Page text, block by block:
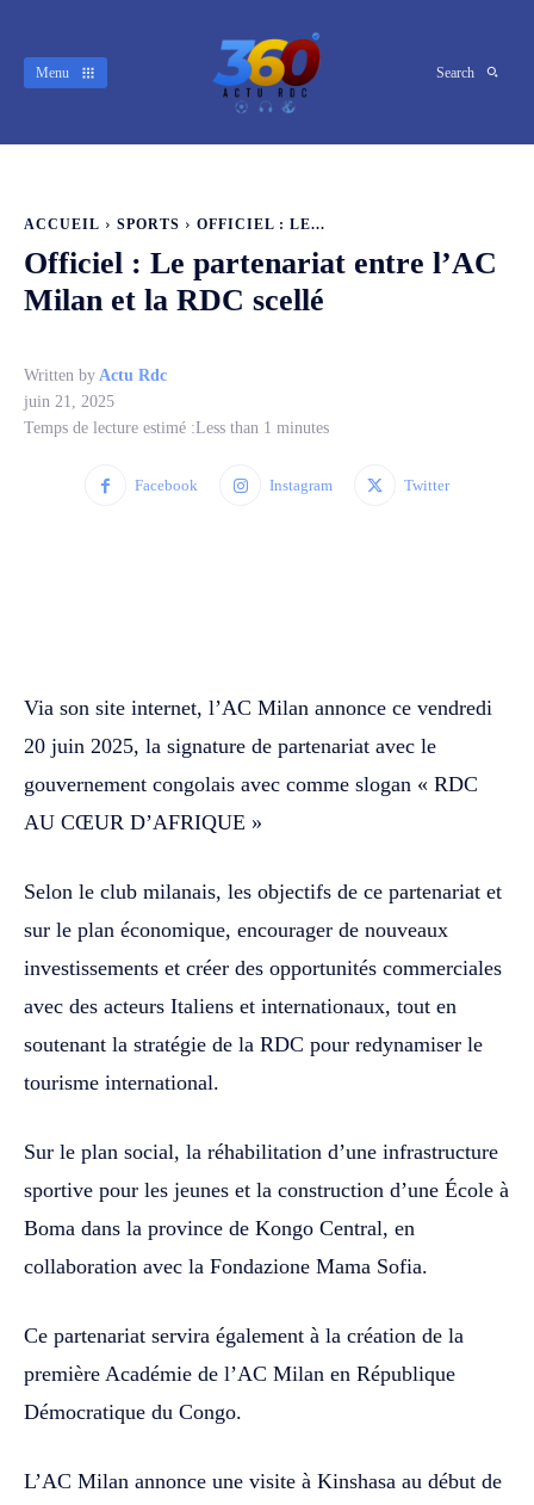
Menu Search
ACCUEIL SPORTS OFFICIEL : LE...
Officiel : Le partenariat entre l’AC
Milan et la RDC scellé
Written by Actu Rdc
juin 21, 2025
Temps de lecture estimé :Less than 1 minutes
Facebook Instagram Twitter
Via son site internet, l’AC Milan annonce ce vendredi
20 juin 2025, la signature de partenariat avec le
gouvernement congolais avec comme slogan « RDC
AU CŒUR D’AFRIQUE »
Selon le club milanais, les objectifs de ce partenariat et
sur le plan économique, encourager de nouveaux
investissements et créer des opportunités commerciales
avec des acteurs Italiens et internationaux, tout en
soutenant la stratégie de la RDC pour redynamiser le
tourisme international.
Sur le plan social, la réhabilitation d’une infrastructure
sportive pour les jeunes et la construction d’une École à
Boma dans la province de Kongo Central, en
collaboration avec la Fondazione Mama Sofia.
Ce partenariat servira également à la création de la
première Académie de l’AC Milan en République
Démocratique du Congo.
L’AC Milan annonce une visite à Kinshasa au début de